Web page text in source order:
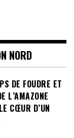
NORD
DE FOUDRE ET
L’AMAZONE
CŒUR D’UN